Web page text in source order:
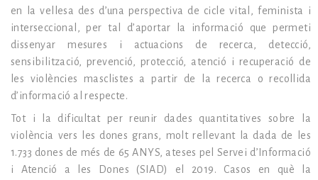
en la vellesa des d’una perspectiva de cicle vital, feminista i
interseccional, per tal d’aportar la informació que permeti
dissenyar mesures i actuacions de recerca, detecció,
sensibilització, prevenció, protecció, atenció i recuperació de
les violències masclistes a partir de la recerca o recollida
d’informació al respecte.
Tot i la dificultat per reunir dades quantitatives sobre la
violència vers les dones grans, molt rellevant la dada de les
1.733 dones de més de 65 ANYS, ateses pel Servei d’Informació
i Atenció a les Dones (SIAD) el 2019. Casos en què la